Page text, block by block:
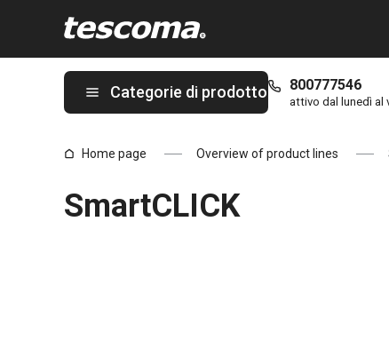
Categorie di prodotto 800777546
attivo dal lunedì al
Home page Overview of product lines
SmartCLICK